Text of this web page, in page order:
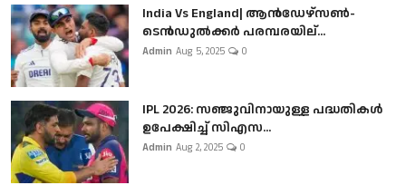
India Vs England| ആൻഡേഴ്സൺ-
ടെൻഡുല്‍ക്കർ പരമ്പരയില്...
Admin Aug 5, 2025 0
IPL 2026: സഞ്ജുവിനായുള്ള പദ്ധതികൾ
ഉപേക്ഷിച്ച് സിഎസ...
Admin Aug 2, 2025 0